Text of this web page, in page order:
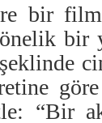
bir
bir
“Bir